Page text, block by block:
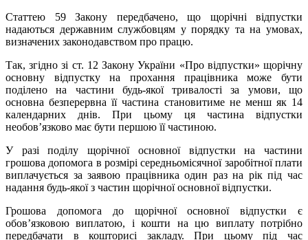
Статтею 59 Закону передбачено, що щорічні відпустки
надаються державним службовцям у порядку та на умовах,
визначених законодавством про працю.
Так, згідно зі ст. 12 Закону України «Про відпустки» щорічну
основну відпустку на прохання працівника може бути
поділено на частини будь-якої тривалості за умови, що
основна безперервна її частина становитиме не менш як 14
календарних днів. При цьому ця частина відпустки
необов’язково має бути першою її частиною.
У разі поділу щорічної основної відпустки на частини
грошова допомога в розмірі середньомісячної заробітної плати
виплачується за заявою працівника один раз на рік під час
надання будь-якої з частин щорічної основної відпустки.
Грошова допомога до щорічної основної відпустки є
обов’язковою виплатою, і кошти на цю виплату потрібно
передбачати в кошторисі закладу. При цьому під час